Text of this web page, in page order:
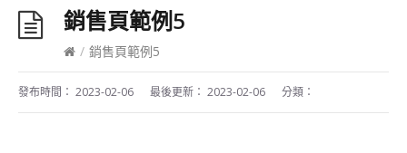
銷售頁範例5
/ 銷售頁範例5
發布時間： 2023-02-06 最後更新： 2023-02-06 分類：